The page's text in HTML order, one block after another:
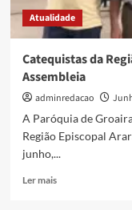
Atualidade
Catequistas da
Assembleia
adminredacao
A Paróquia de
Região Episcopal
junho,...
Ler mais